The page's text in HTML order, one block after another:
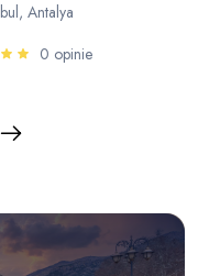
Antalya
0 opinie